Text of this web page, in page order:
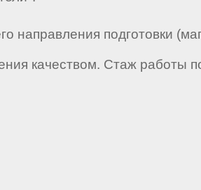
направления подготовки
качеством. Стаж работы